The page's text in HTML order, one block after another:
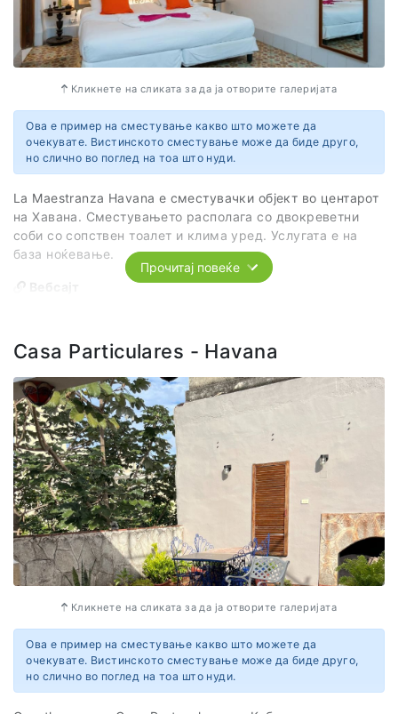
Кликнете на сликата за да ја отворите галеријата
Ова е пример на сместување какво што можете да
очекувате. Вистинското сместување може да биде друго,
но слично во поглед на тоа што нуди.
La Maestranza Havana е сместувачки објект во центарот
на Хавана. Сместувањето располага со двокреветни
соби со сопствен тоалет и клима уред. Услугата е на
база ноќевање.
Адреса
Cuba street #82
b/ Chacón and Cuarteles
Old Havana
Прочитај повеќе
Casa Particulares - Havana
Кликнете на сликата за да ја отворите галеријата
Ова е пример на сместување какво што можете да
очекувате. Вистинското сместување може да биде друго,
но слично во поглед на тоа што нуди.